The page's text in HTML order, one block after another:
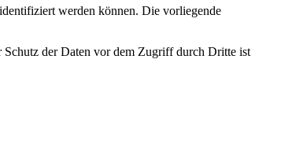
werden können. Die vorliegende
der Daten vor dem Zugriff durch Dritte ist